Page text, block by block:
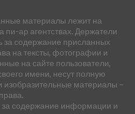
материалы лежит на
пи-ар агентствах. Держатели
за содержание присланных
на тексты, фотографии и
на сайте пользователи,
имени, несут полную
изобразительные материалы –
за содержание информации и